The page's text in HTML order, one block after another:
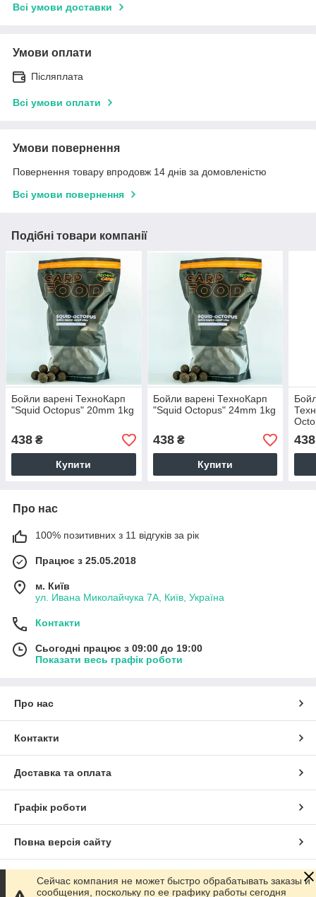
Всі умови доставки
Умови оплати
Післяплата
Всі умови оплати
Умови повернення
Повернення товару впродовж 14 днів за домовленістю
Всі умови повернення
Подібні товари компанії
Бойли варені ТехноКарп
"Squid Octopus" 20mm 1kg
438 ₴
Купити
Бойли варені ТехноКарп
"Squid Octopus" 24mm 1kg
438₴
Купити
438
Про нас
100% позитивних з 11 відгуків за рік
Працює з 25.05.2018
м. Київ
ул. Ивана Миколайчука 7А, Київ, Україна
Контакти
Сьогодні працює з 09:00 до 19:00
Показати весь графік роботи
Про нас
Контакти
Доставка та оплата
Графік роботи
Повна версія сайту
Сайт створено на маркетплейсі Prom.ua
Сейчас компания не может быстро обрабатывать заказы и
сообщения, поскольку по ее графику работы сегодня